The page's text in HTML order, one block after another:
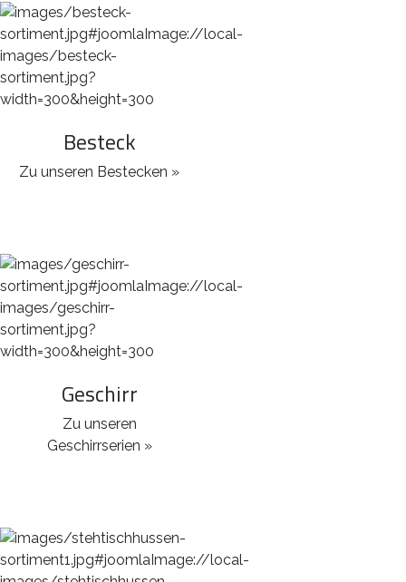
Besteck
Zu unseren Bestecken »
Geschirr
Zu unseren
Geschirrserien »